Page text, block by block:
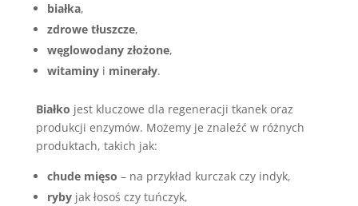
białka,
zdrowe tłuszcze,
węglowodany złożone,
witaminyi minerały.
Białko jest kluczowe dla regeneracji tkanek oraz
produkcji enzymów. Możemy je znaleźć w różnych
produktach, takich jak:
chude mięso – na przykład kurczak czy indyk,
rybyjak łosoś czy tuńczyk,